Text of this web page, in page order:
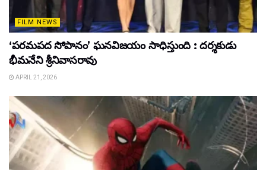
FILM NEWS
‘పరమపద సోపానం’ ఘనవిజయం సాధిస్తుంది : దర్శకుడు
భీమనేని శ్రీనివాసరావు
APRIL 21, 2026